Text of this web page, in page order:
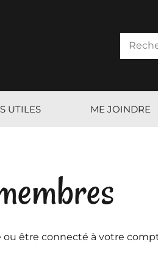
UTILES ME JOINDRE
ou être connecté à votre